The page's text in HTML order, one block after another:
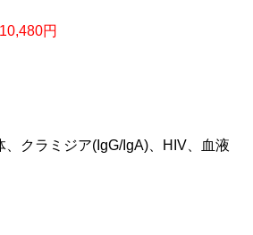
10,480円
、クラミジア(IgG/IgA)、HIV、血液